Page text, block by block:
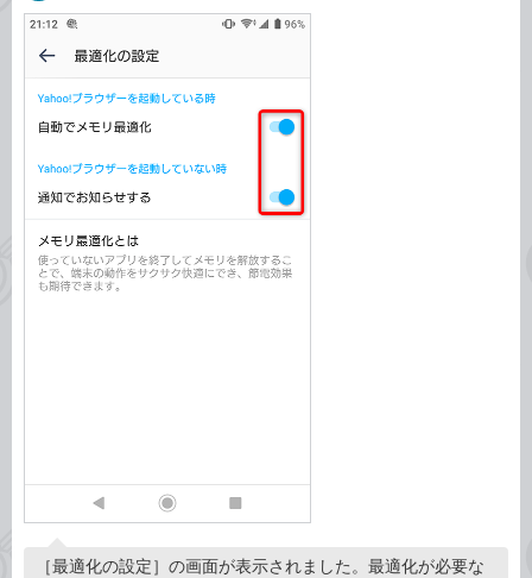
［最適化の設定］の画面が表示されました。最適化が必要な